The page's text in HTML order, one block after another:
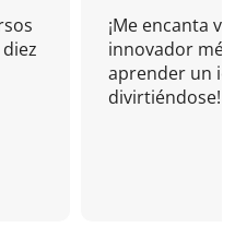
¡Me encanta
innovador
aprender un
divirtiéndose!